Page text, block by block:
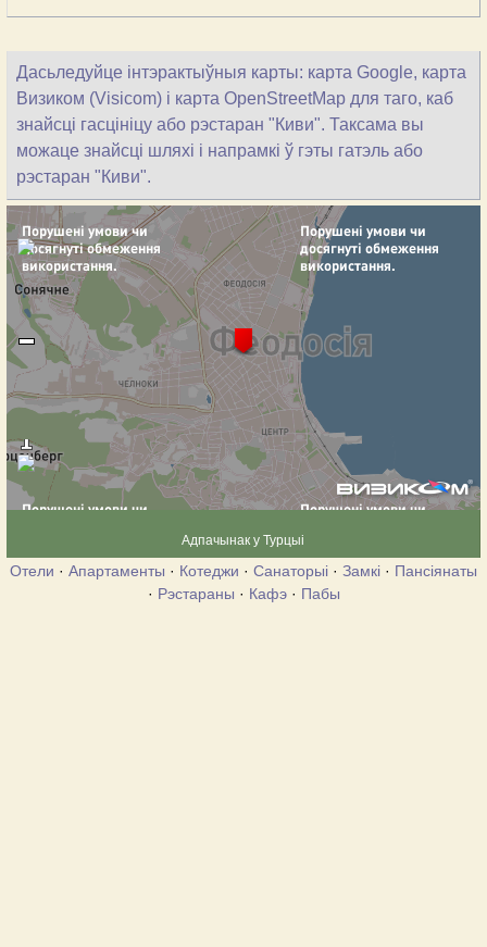
Дасьледуйце інтэрактыўныя карты: карта Google, карта
Визиком (Visicom) і карта OpenStreetMap для таго, каб
знайсці гасцініцу або рэстаран "Киви". Таксама вы
можаце знайсці шляхі і напрамкі ў гэты гатэль або
рэстаран "Киви".
Адпачынак у Турцыі
Отели · Апартаменты · Котеджи · Санаторыі · Замкі · Пансіянаты
· Рэстараны · Кафэ· Пабы